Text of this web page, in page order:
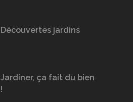
Découvertes jardins
Jardiner, ça fait du bien
!